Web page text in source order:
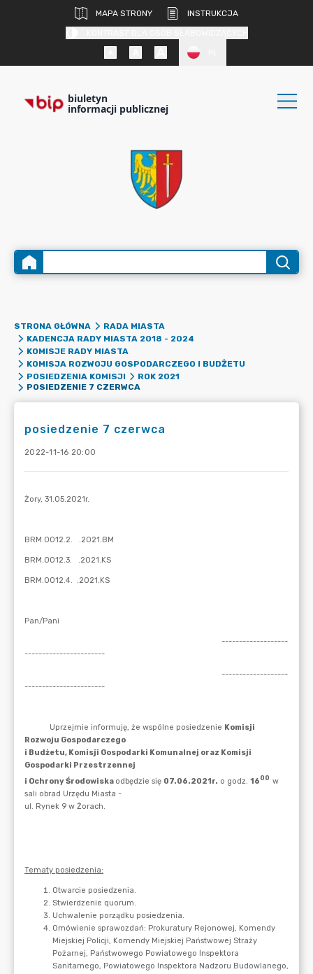
MAPA STRONY
INSTRUKCJA
biuletyn
informacji publicznej
STRONA GŁÓWNA
RADA MIASTA
KADENCJA RADY MIASTA 2018 - 2024
KOMISJE RADY MIASTA
KOMISJA ROZWOJU GOSPODARCZEGO I BUDŻETU
POSIEDZENIA KOMISJI
ROK 2021
POSIEDZENIE 7 CZERWCA
posiedzenie 7 czerwca
2022-11-16 20:00